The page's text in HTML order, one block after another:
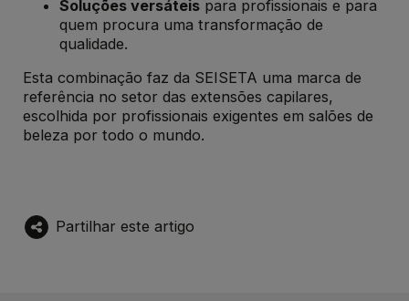
Soluções versáteispara profissionais e para
quem procura uma transformação de
qualidade.
Esta combinação faz da SEISETA uma marca de
referência no setor das extensões capilares,
escolhida por profissionais exigentes em salões de
beleza por todo o mundo.
Partilhar este artigo